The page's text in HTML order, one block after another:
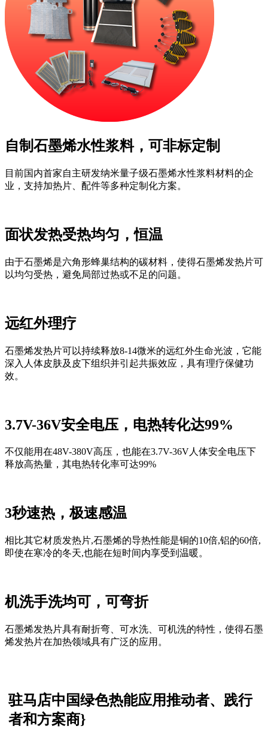
自制石墨烯水性浆料，可非标定制
目前国内首家自主研发纳米量子级石墨烯水性浆料材料的企
业，支持加热片、配件等多种定制化方案。
面状发热受热均匀，恒温
由于石墨烯是六角形蜂巢结构的碳材料，使得石墨烯发热片可
以均匀受热，避免局部过热或不足的问题。
远红外理疗
石墨烯发热片可以持续释放8-14微米的远红外生命光波，它能
深入人体皮肤及皮下组织并引起共振效应，具有理疗保健功
效。
3.7V-36V安全电压，电热转化达99%
不仅能用在48V-380V高压， 也能在3.7V-36V人体安全电压下
释放高热量，其电热转化率可达99%
3秒速热，极速感温
相比其它材质发热片,石墨烯的导热性能是铜的10倍,铝的60倍,
即使在寒冷的冬天,也能在短时间内享受到温暖。
机洗手洗均可，可弯折
石墨烯发热片具有耐折弯、可水洗、可机洗的特性，使得石墨
烯发热片在加热领域具有广泛的应用。
驻马店中国绿色热能应用推动者、践行
者和方案商}